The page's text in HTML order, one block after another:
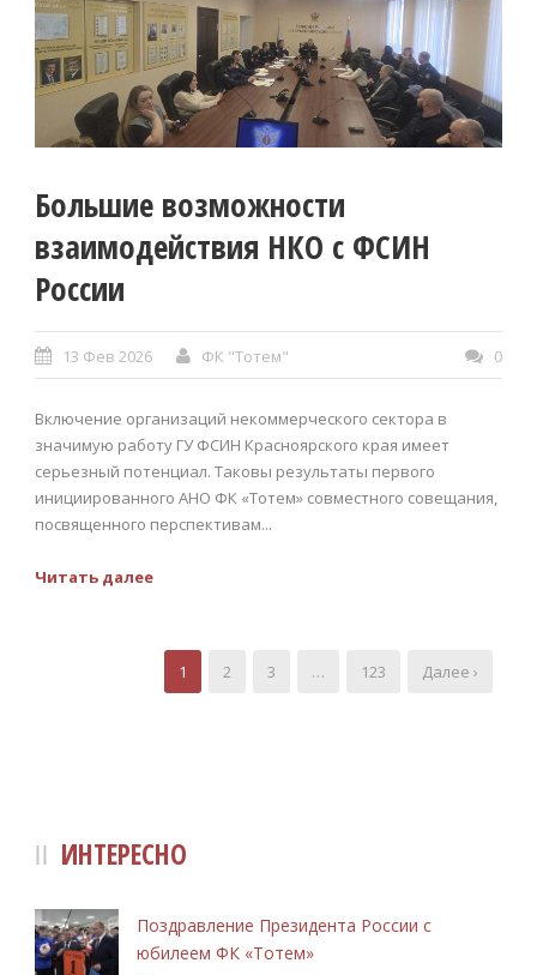
Большие возможности
взаимодействия НКО с ФСИН
России
13 Фев 2026 ФК "Тотем" 0
Включение организаций некоммерческого сектора в
значимую работу ГУ ФСИН Красноярского края имеет
серьезный потенциал. Таковы результаты первого
инициированного АНО ФК «Тотем» совместного совещания,
посвященного перспективам...
Читать далее
1 2 3 … 123 Далее ›
ИНТЕРЕСНО
Поздравление Президента России с
юбилеем ФК «Тотем»